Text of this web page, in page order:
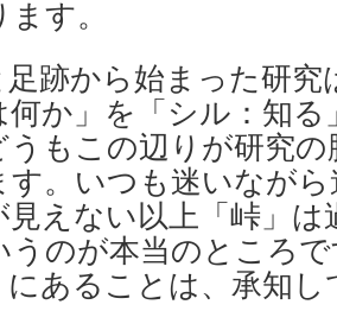
す。
足跡から始まった研究
何か」を「シル：知
もこの辺りが研究の
す。いつも迷いなが
見えない以上「峠」
うのが本当のところ
にあることは、承知し